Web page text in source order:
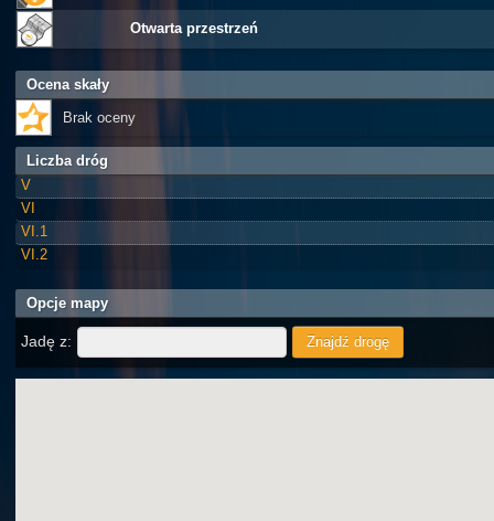
Otwarta przestrzeń
Ocena skały
Brak oceny
Liczba dróg
V
VI
VI.1
VI.2
Opcje mapy
Jadę z: